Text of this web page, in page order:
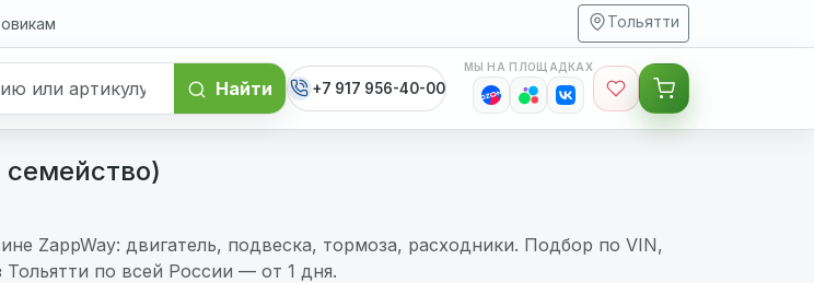
Тольятти
Найти +7 917 956-40-00
МЫ НА ПЛОЩАДКАХ
семейство)
ZappWay: двигатель, подвеска, тормоза, расходники. Подбор по VIN,
по всей России — от 1 дня.